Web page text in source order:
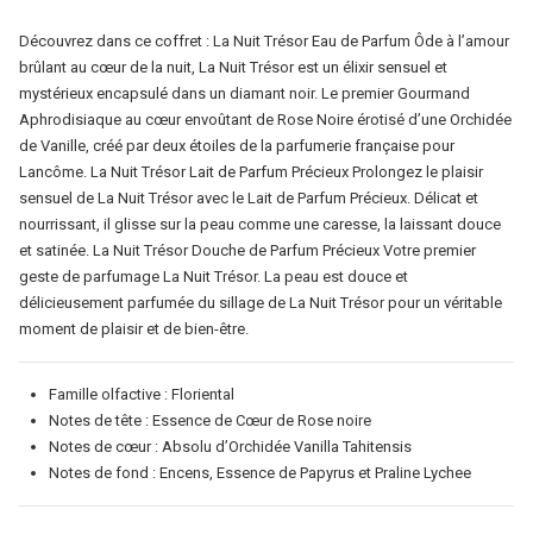
Découvrez dans ce coffret : La Nuit Trésor Eau de Parfum Ôde à l’amour
brûlant au cœur de la nuit, La Nuit Trésor est un élixir sensuel et
mystérieux encapsulé dans un diamant noir. Le premier Gourmand
Aphrodisiaque au cœur envoûtant de Rose Noire érotisé d’une Orchidée
de Vanille, créé par deux étoiles de la parfumerie française pour
Lancôme. La Nuit Trésor Lait de Parfum Précieux Prolongez le plaisir
sensuel de La Nuit Trésor avec le Lait de Parfum Précieux. Délicat et
nourrissant, il glisse sur la peau comme une caresse, la laissant douce
et satinée. La Nuit Trésor Douche de Parfum Précieux Votre premier
geste de parfumage La Nuit Trésor. La peau est douce et
délicieusement parfumée du sillage de La Nuit Trésor pour un véritable
moment de plaisir et de bien-être.
Famille olfactive : Floriental
Notes de tête : Essence de Cœur de Rose noire
Notes de cœur : Absolu d’Orchidée Vanilla Tahitensis
Notes de fond : Encens, Essence de Papyrus et Praline Lychee